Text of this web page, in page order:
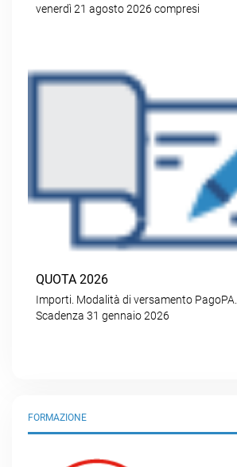
venerdì 21 agosto 2026 compresi
QUOTA 2026
Importi. Modalità di versamento
Scadenza 31 gennaio 2026
FORMAZIONE